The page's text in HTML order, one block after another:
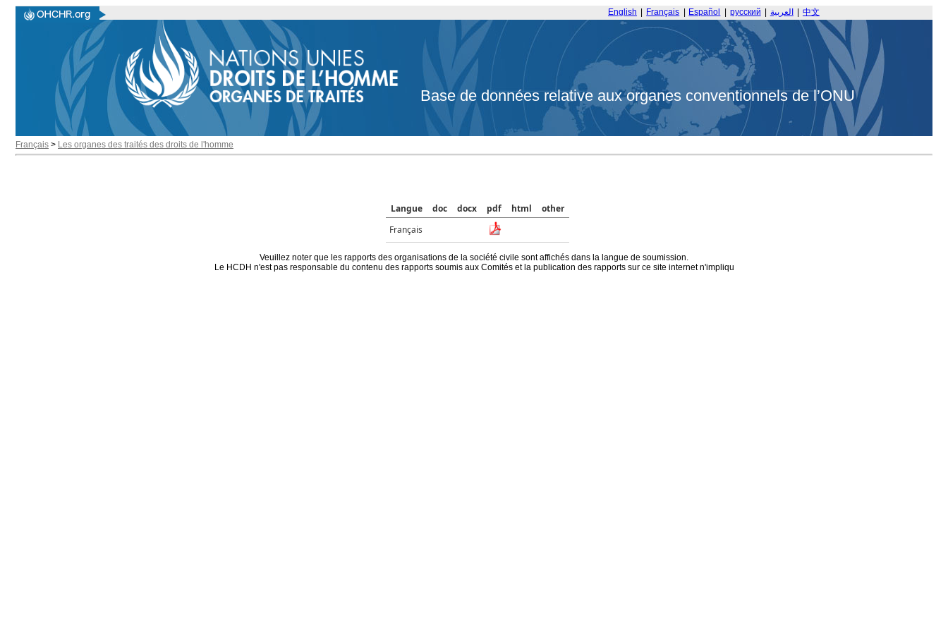
English Français Español русский العربية 中文
Base de données relative aux organes conventionnels de l’ONU
Français > Les organes des traités des droits de l'homme
Langue doc docx pdf html
other
Français
Veuillez noter que les rapports des organisations de la société civile sont affichés dans la langue de soumission.
Le HCDH n'est pas responsable du contenu des rapports soumis aux Comités et la publication des rapports sur ce site internet n'impliqu